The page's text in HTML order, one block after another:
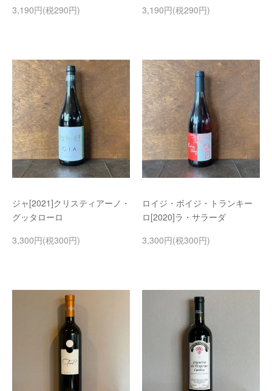
3,190円(税290円)
3,190円(税290円)
ジャ[2021]クリスティアーノ・
グッタローロ
3,300円(税300円)
ロイジ・ボイジ・トランキー
ロ[2020]ラ・サラーダ
3,300円(税300円)